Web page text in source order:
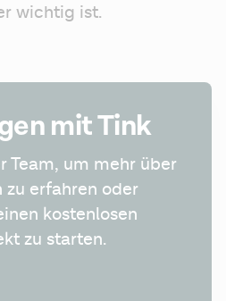
wichtig ist.
mit Tink
Team, um mehr über
zu erfahren oder
kostenlosen
zu starten.